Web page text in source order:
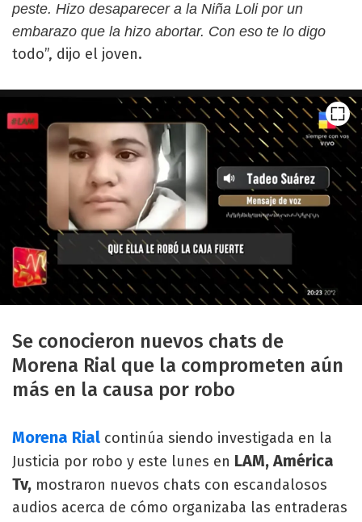
peste. Hizo desaparecer a la Niña Loli por un
embarazo que la hizo abortar. Con eso te lo digo
todo”, dijo el joven.
Se conocieron nuevos chats de
Morena Rial que la comprometen aún
más en la causa por robo
Morena Rial continúa siendo investigada en la
Justicia por robo y este lunes en LAM, América
Tv, mostraron nuevos chats con escandalosos
audios acerca de cómo organizaba las entraderas